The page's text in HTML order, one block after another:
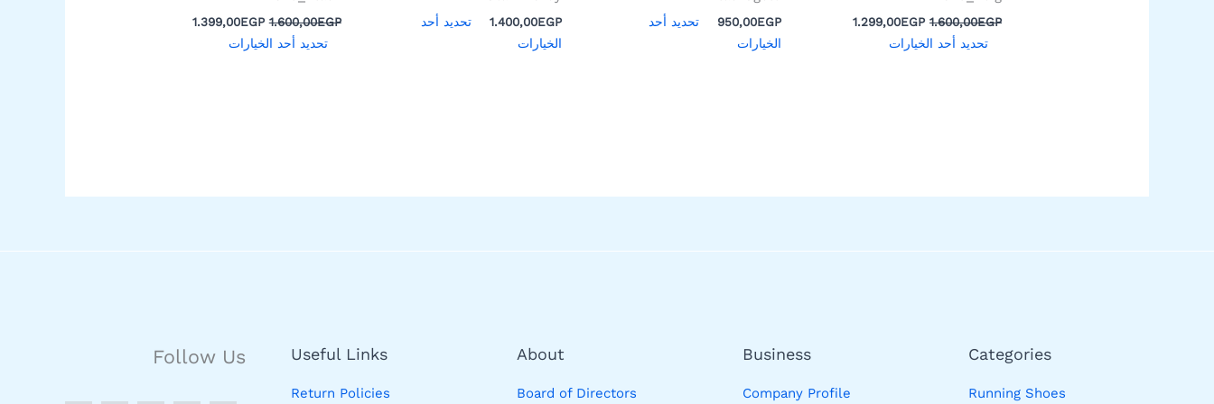
1.600,00EGP
1.299,00EGP
تحديد أحد الخيارات
950,00EGP
تحديد أحد
الخيارات
1.400,00EGP
تحديد أحد
الخيارات
1.600,00EGP
1.399,00EGP
تحديد أحد الخيارات
Categories
Running Shoes
Business
Company Profile
About
Board of Directors
Useful Links
Return Policies
Follow Us